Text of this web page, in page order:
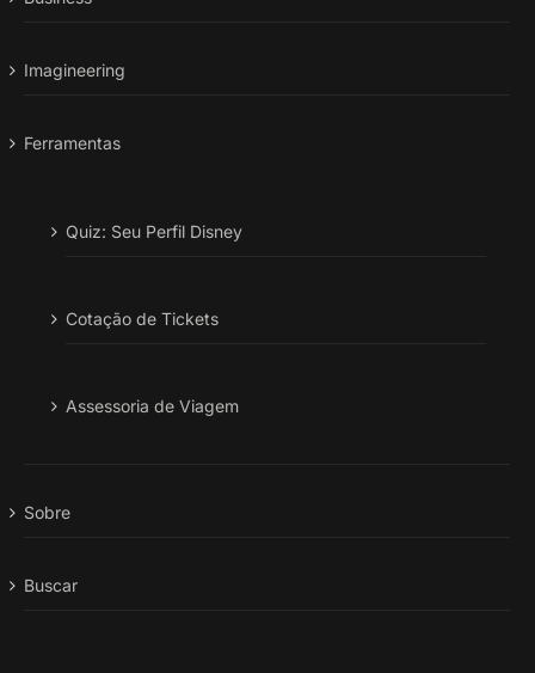
Imagineering
Ferramentas
Quiz: Seu Perfil Disney
Cotação de Tickets
Assessoria de Viagem
Sobre
Buscar